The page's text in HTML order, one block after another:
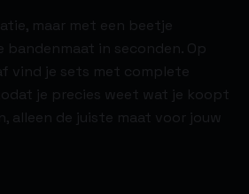
maar met een beetje
bandenmaat in seconden. Op
vind je sets met complete
je precies weet wat je koopt
alleen de juiste maat voor jouw